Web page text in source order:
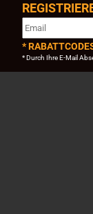
*
* Durch Ihre E-Mail